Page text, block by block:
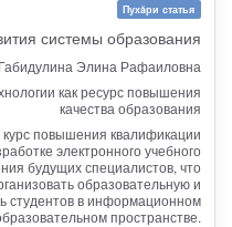
Пухăри статья
системы образования
Габидулина Элина Рафаиловна
как ресурс повышения
качества образования
повышения квалификации
электронного учебного
будущих специалистов, что
образовательную и
студентов в информационном
пространстве.